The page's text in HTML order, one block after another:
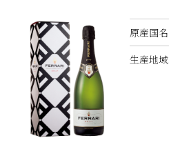
原産国名
生産地域